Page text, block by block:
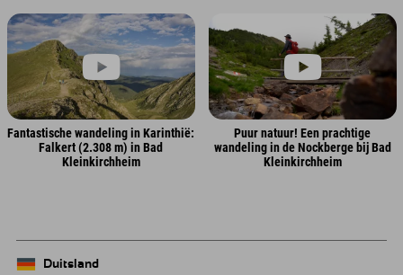
Fantastische wandeling in Karinthië:
Falkert (2.308 m) in Bad
Kleinkirchheim
Puur natuur! Een prachtige
wandeling in de Nockberge bij Bad
Kleinkirchheim
Duitsland